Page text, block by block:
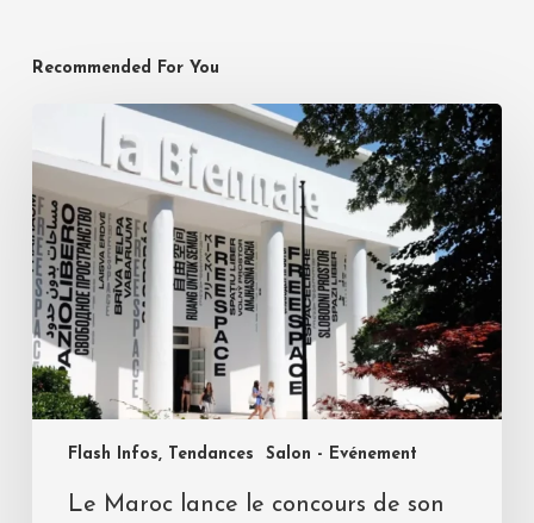
Recommended For You
Flash Infos, Tendances Salon - Evénement
Le Maroc lance le concours de son